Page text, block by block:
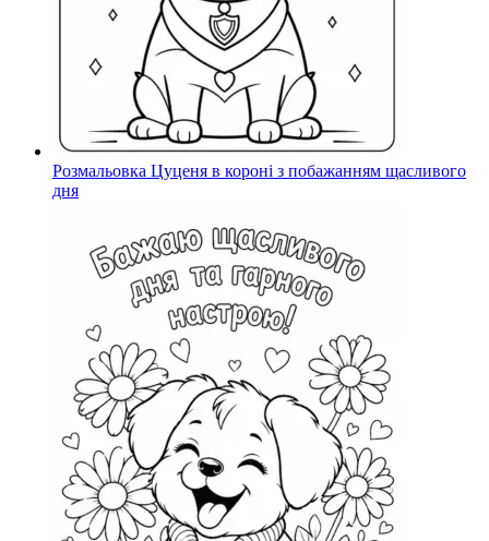
Розмальовка Цуценя в короні з побажанням щасливого
дня